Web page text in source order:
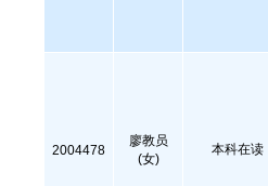
2004478
廖教员
(女)
本科在读